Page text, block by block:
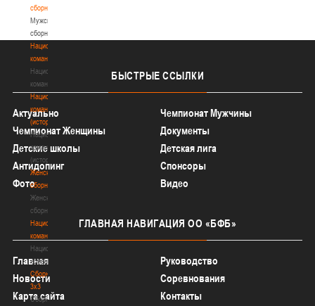
сборные
Мужские
сборные
Национальная
команда
Национальная
команда
Национальная
команда
(история)
Национальная
команда
(история)
Женские
сборные
Женские
сборные
Национальная
команда
Национальная
команда
Сборные
3х3
Сборные
БЫСТРЫЕ ССЫЛКИ
Актуально
Чемпионат Мужчины
Чемпионат Женщины
Документы
Детские школы
Детская лига
Антидопинг
Спонсоры
Фото
Видео
ГЛАВНАЯ НАВИГАЦИЯ ОО «БФБ»
Главная
Руководство
Новости
Соревнования
Карта сайта
Контакты